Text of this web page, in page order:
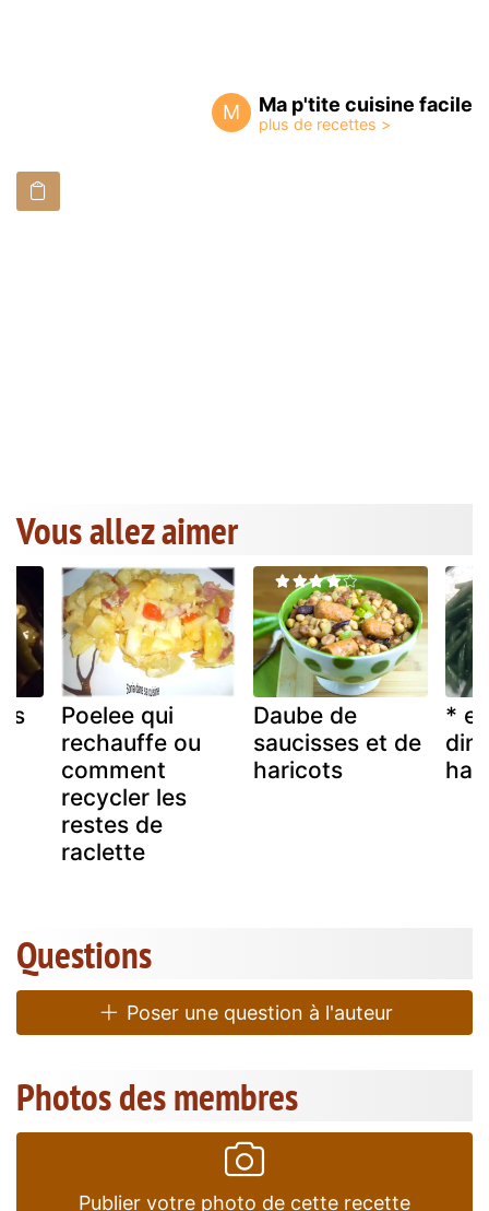
M Ma p'tite cuisine facile
Vous allez aimer
Poelee qui
rechauffe ou
comment
recycler les
restes de
raclette
Daube de
saucisses et de
haricots
*
Questions
Poser une question à l'auteur
Photos des membres
Publier votre photo de cette recette